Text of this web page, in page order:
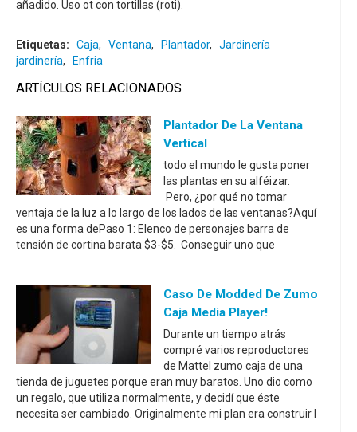
añadido. Uso ot con tortillas (roti).
Etiquetas: Caja, Ventana, Plantador,
Jardinería
jardinería, Enfria
ARTÍCULOS RELACIONADOS
Plantador De La Ventana
Vertical
todo el mundo le gusta poner
las plantas en su alféizar.
Pero, ¿por qué no tomar
ventaja de la luz a lo largo de los lados de las ventanas?Aquí
es una forma dePaso 1: Elenco de personajes barra de
tensión de cortina barata $3-$5. Conseguir uno que
Caso De Modded De Zumo
Caja Media Player!
Durante un tiempo atrás
compré varios reproductores
de Mattel zumo caja de una
tienda de juguetes porque eran muy baratos. Uno dio como
un regalo, que utiliza normalmente, y decidí que éste
necesita ser cambiado. Originalmente mi plan era construir l